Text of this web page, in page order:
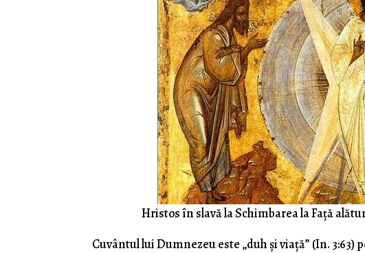
Hristos în slavă la Schimbarea la Față
Cuvântul lui Dumnezeu este „duh și viață” (In.